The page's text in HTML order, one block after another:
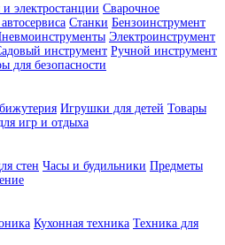
электростанции Сварочное
Станки Бензоинструмент
Электроинструмент
инструмент Ручной инструмент
для безопасности
Игрушки для детей Товары
игр и отдыха
стен Часы и будильники Предметы
Кухонная техника Техника для